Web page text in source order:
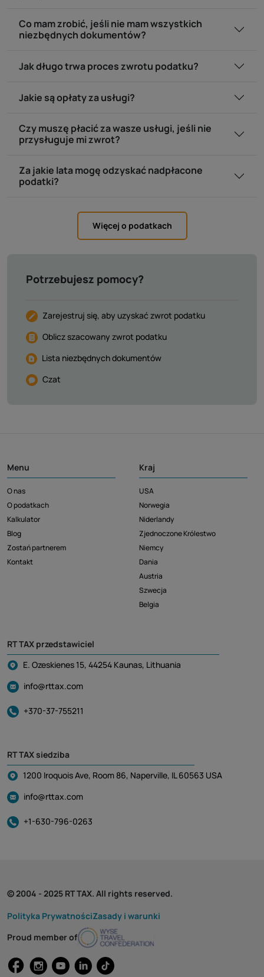
Co mam zrobić, jeśli nie mam wszystkich
niezbędnych dokumentów?
Jak długo trwa proces zwrotu podatku?
Jakie są opłaty za usługi?
Czy muszę płacić za wasze usługi, jeśli nie
przysługuje mi zwrot?
Za jakie lata mogę odzyskać nadpłacone
podatki?
Więcej o podatkach
Potrzebujesz pomocy?
Zarejestruj się, aby uzyskać zwrot podatku
Oblicz szacowany zwrot podatku
Lista niezbędnych dokumentów
Czat
Menu
O nas
O podatkach
Kalkulator
Blog
Zostań partnerem
Kontakt
Kraj
USA
Norwegia
Niderlandy
Zjednoczone Królestwo
Niemcy
Dania
Austria
Szwecja
Belgia
RT TAX przedstawiciel
E. Ozeskienes 15, 44254 Kaunas, Lithuania
info@rttax.com
+370-37-755211
RT TAX siedziba
1200 Iroquois Ave, Room 86, Naperville, IL 60563 USA
info@rttax.com
+1-630-796-0263
© 2004 - 2025 RT TAX. All rights reserved.
Polityka PrywatnościZasady i warunki
Proud member of